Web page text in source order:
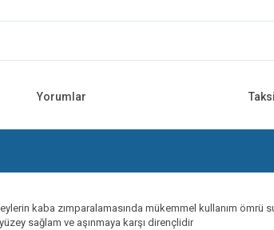
Yorumlar
kaba zımparalamasında mükemmel kullanım ömrü
sağlam ve aşınmaya karşı dirençlidir